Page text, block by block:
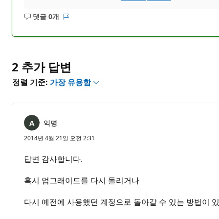
댓글 0개
설
2 추가 답변
정렬 기준: 가장 유용함
익명
2014년 4월 21일 오전 2:31
답변 감사합니다.
혹시 업그래이드를 다시 돌리거나
다시 예전에 사용했던 계정으로 돌아갈 수 있는 방법이